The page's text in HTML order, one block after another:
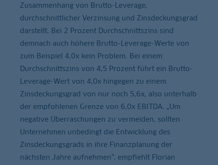
Zusammenhang von Brutto-Leverage,
durchschnittlicher Verzinsung und Zinsdeckungsgrad
darstellt. Bei 2 Prozent Durchschnittszins sind
demnach auch höhere Brutto-Leverage-Werte von
zum Beispiel 4,0x kein Problem. Bei einem
Durchschnittszins von 4,5 Prozent führt ein Brutto-
Leverage-Wert von 4,0x hingegen zu einem
Zinsdeckungsgrad von nur noch 5,6x, also unterhalb
der empfohlenen Grenze von 6,0x EBITDA. „Um
negative Überraschungen zu vermeiden, sollten
Unternehmen unbedingt die Entwicklung des
Zinsdeckungsgrads in ihre Finanzplanung der
nächsten Jahre aufnehmen“, empfiehlt Florian